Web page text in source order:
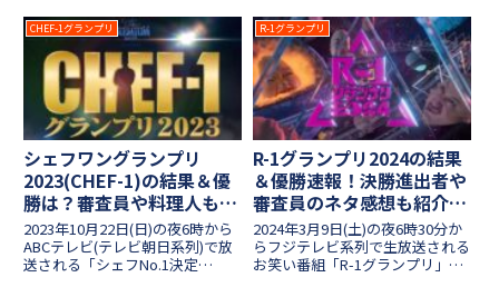
いうことで、舞台はお台場の商業
施設です。ラグビー日本代表から
有名キッズ、そしてお笑い第7世
代など、人気の有名...
でしょうか？そして才能ナシの最
下位は誰...
CHEF-1グランプリ
シェフワングランプリ
2023(CHEF-1)の結果＆優
勝は？審査員や料理人も紹
介【シェフNo.1決定戦】
2023年10月22日(日)の夜6時から
ABCテレビ(テレビ朝日系列)で放
送される「シェフNo.1決定
R-1グランプリ
R-1グランプリ2024の結果
＆優勝速報！決勝進出者や
審査員のネタ感想も紹介
【ピン芸日本一】
2024年3月9日(土)の夜6時30分か
らフジテレビ系列で生放送される
お笑い番組「R-1グランプリ」！